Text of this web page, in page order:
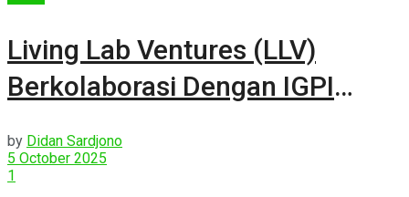
Living Lab Ventures (LLV)
Berkolaborasi Dengan IGPI
by Didan Sardjono
5 October 2025
1